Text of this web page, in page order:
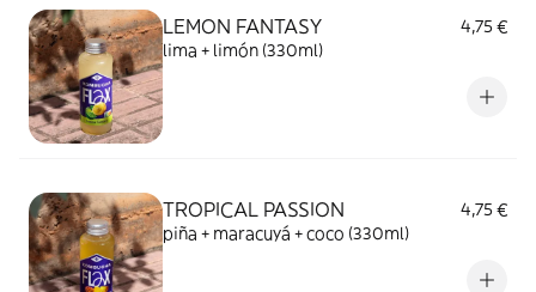
LEMON FANTASY
4,75 €
lima + limón (330ml)
TROPICAL PASSION
4,75 €
piña + maracuyá + coco (330ml)